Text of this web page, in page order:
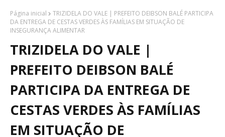
Página inicial
TRIZIDELA DO VALE | PREFEITO DEIBSON BALÉ PARTICIPA
DA ENTREGA DE CESTAS VERDES ÀS FAMÍLIAS EM SITUAÇÃO DE
INSEGURANÇA ALIMENTAR
TRIZIDELA DO VALE |
PREFEITO DEIBSON BALÉ
PARTICIPA DA ENTREGA DE
CESTAS VERDES ÀS FAMÍLIAS
EM SITUAÇÃO DE